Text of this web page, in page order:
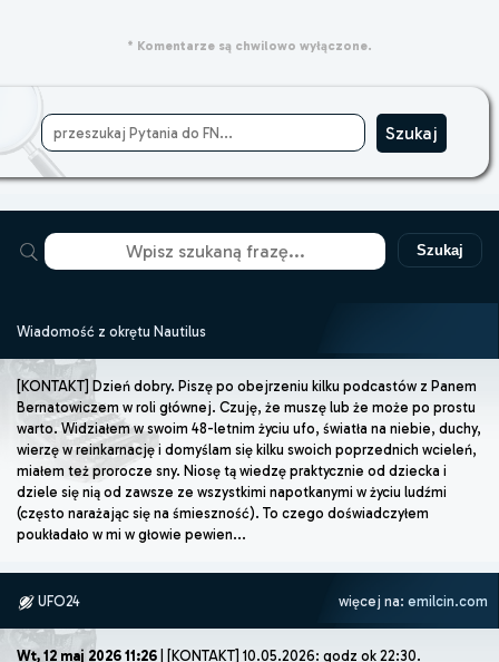
* Komentarze są chwilowo wyłączone.
Szukaj
Wiadomość z okrętu Nautilus
[KONTAKT] Dzień dobry. Piszę po obejrzeniu kilku podcastów z Panem
Bernatowiczem w roli głównej. Czuję, że muszę lub że może po prostu
warto. Widziałem w swoim 48-letnim życiu ufo, światła na niebie, duchy,
wierzę w reinkarnację i domyślam się kilku swoich poprzednich wcieleń,
miałem też prorocze sny. Niosę tą wiedzę praktycznie od dziecka i
dziele się nią od zawsze ze wszystkimi napotkanymi w życiu ludźmi
(często narażając się na śmieszność). To czego doświadczyłem
poukładało w mi w głowie pewien...
UFO24 więcej na: emilcin.com
Wt, 12 maj 2026 11:26 | [KONTAKT] 10.05.2026: godz ok 22:30.